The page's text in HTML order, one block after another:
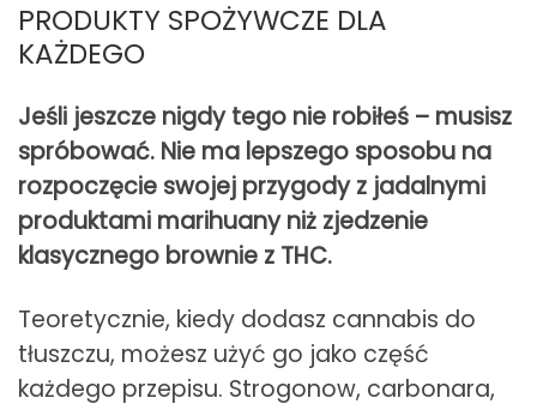
PRODUKTY SPOŻYWCZE DLA
KAŻDEGO
Jeśli jeszcze nigdy tego nie robiłeś – musisz
spróbować. Nie ma lepszego sposobu na
rozpoczęcie swojej przygody z jadalnymi
produktami marihuany niż zjedzenie
klasycznego brownie z THC.
Teoretycznie, kiedy dodasz cannabis do
tłuszczu, możesz użyć go jako część
każdego przepisu. Strogonow, carbonara,